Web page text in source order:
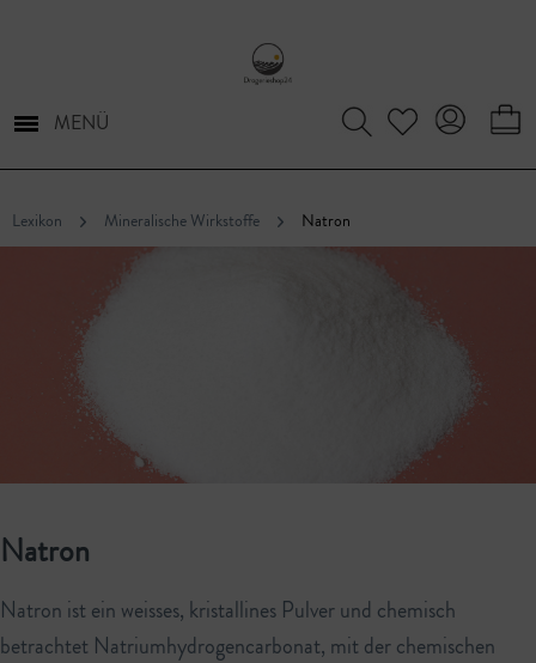
MENÜ
Lexikon Mineralische Wirkstoffe Natron
Natron
Natron ist ein weisses, kristallines Pulver und chemisch
betrachtet Natriumhydrogencarbonat, mit der chemischen